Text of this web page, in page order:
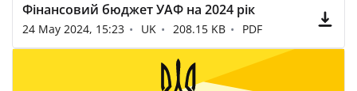
Фінансовий бюджет УАФ на 2024 рік
24 May 2024, 15:23 UK 208.15 KB PDF